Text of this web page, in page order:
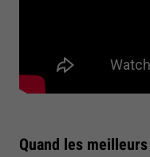
Quand les